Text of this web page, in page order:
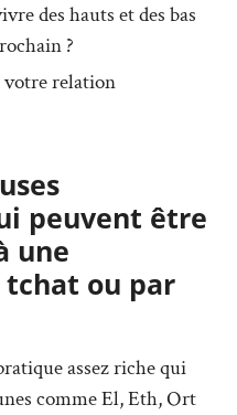
des hauts et des bas
?
relation
peuvent être
une
ou par
assez riche qui
comme El, Eth, Ort